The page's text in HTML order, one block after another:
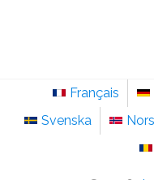
Français
Svenska